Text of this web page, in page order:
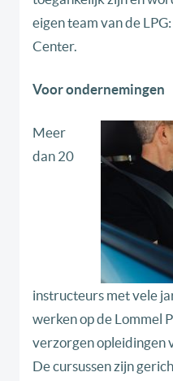
eigen team van de
Center.
Voor ondernemingen
Meer
dan 20
instructeurs met vele
werken op de Lommel
verzorgen opleidingen
De cursussen zijn